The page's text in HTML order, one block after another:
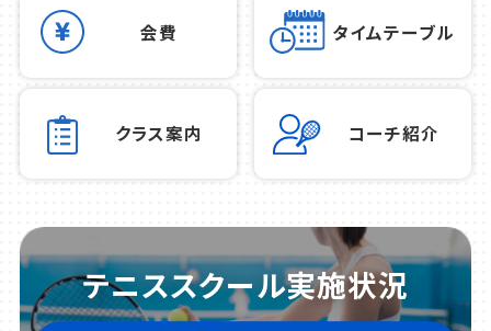
会費 タイムテーブル
クラス案内 コーチ紹介
テニススクール実施状況